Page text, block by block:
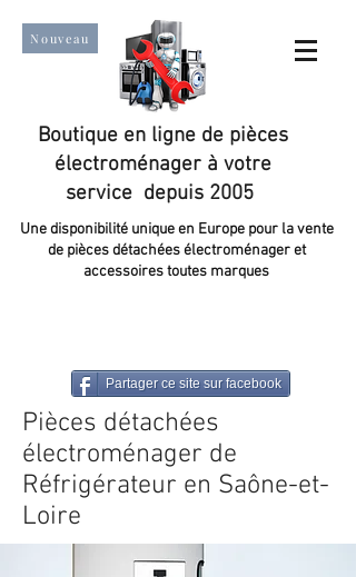
Nouveau
Boutique en ligne de pièces
électroménager à votre
service depuis 2005
Une disponibilité unique en Europe pour la vente
de pièces détachées électroménager et
accessoires toutes marques
Partager ce site sur facebook
Pièces détachées
électroménager de
Réfrigérateur en Saône-et-
Loire